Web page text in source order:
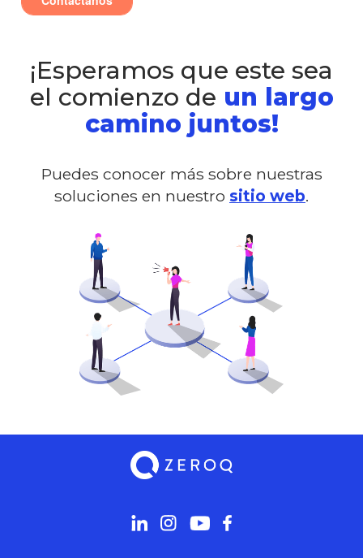
¡Esperamos que este sea
el comienzo de un largo
camino juntos!
Puedes conocer más sobre nuestras
soluciones en nuestro sitio web.